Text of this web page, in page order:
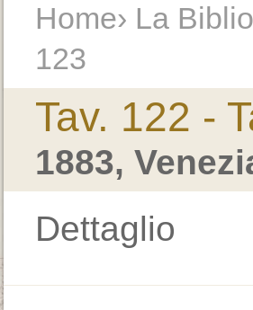
Home› La
123
Tav. 122 -
1883,
Dettaglio